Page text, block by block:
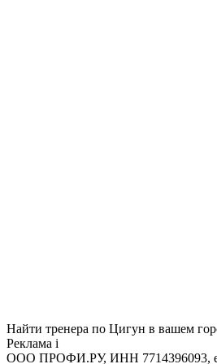
Найти тренера по Цигун в вашем
Реклама i
ООО ПРОФИ.РУ, ИНН 7714396093,